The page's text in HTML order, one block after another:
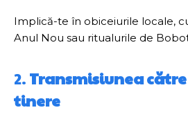
Implică-te în obiceiurile locale,
Anul Nou sau ritualurile de
2. Transmisiunea
tinere